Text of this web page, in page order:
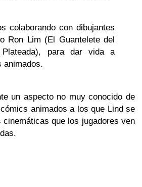
colaborando con dibujantes
Ron Lim (El Guantelete del
Plateada), para dar vida a
animados.
un aspecto no muy conocido de
animados a los que Lind se
que los jugadores ven